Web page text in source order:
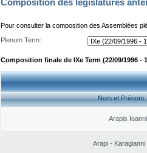
Composition des législatures
Pour consulter la composition des Assemblées
Plenum Term:
Composition finale de IXe Term (22/09/1996 -
Nom et Prénom
Arapis
Arapi - Karagianni